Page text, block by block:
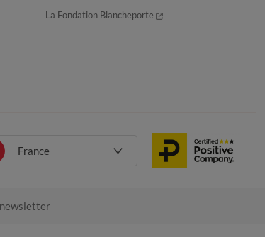
La Fondation Blancheporte
France